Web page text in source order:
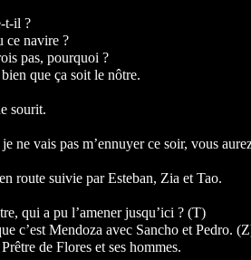
t-il ?
ce navire ?
pas, pourquoi ?
que ça soit le nôtre.
sourit.
ne vais pas m’ennuyer ce soir, vous
route suivie par Esteban, Zia et Tao.
qui a pu l’amener jusqu’ici ? (T)
c’est Mendoza avec Sancho et Pedro.
de Flores et ses hommes.